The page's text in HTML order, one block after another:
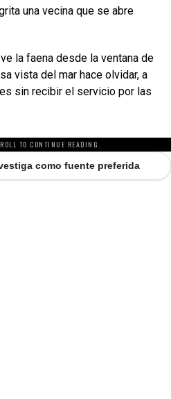
una vecina que se abre
la faena desde la ventana de
vista del mar hace olvidar, a
sin recibir el servicio por las
TO CONTINUE READING.
como fuente preferida